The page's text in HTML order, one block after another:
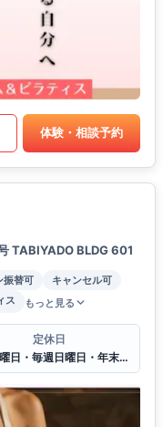
体験・相談予約
TABIYADO BLDG 601
振替可
キャンセル可
ス もっと見る
定休日
毎週月曜日・毎週日曜日・年末年始